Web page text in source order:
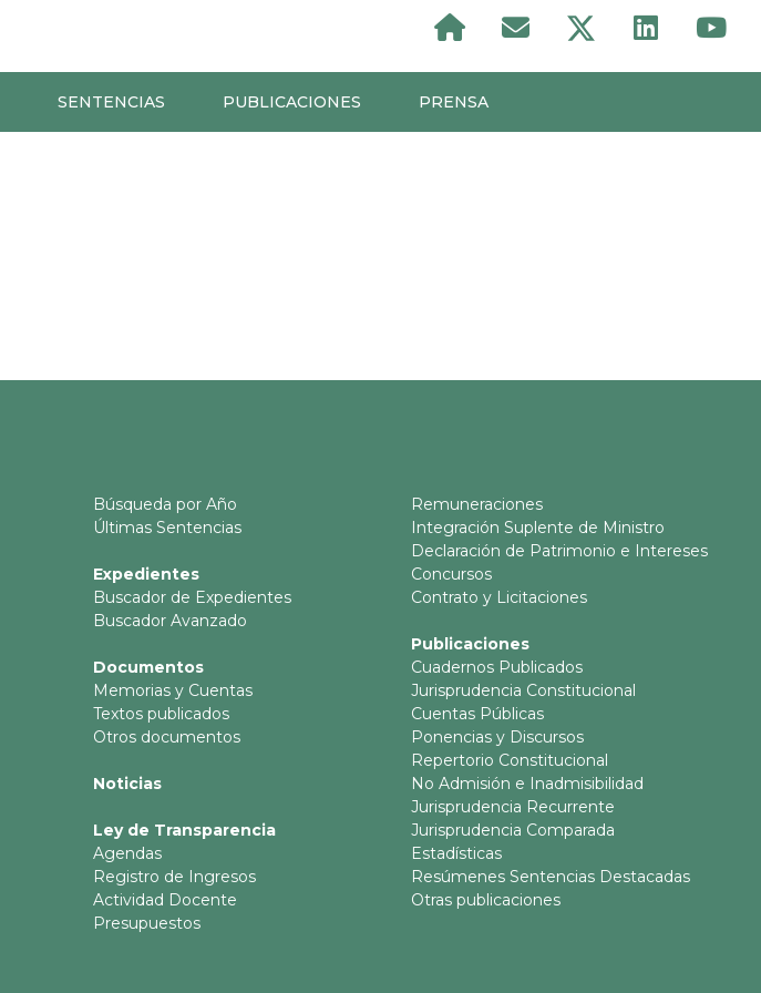
SENTENCIAS PUBLICACIONES PRENSA
Búsqueda por Año
Últimas Sentencias
Expedientes
Buscador de Expedientes
Buscador Avanzado
Documentos
Memorias y Cuentas
Textos publicados
Otros documentos
Noticias
Ley de Transparencia
Agendas
Registro de Ingresos
Actividad Docente
Presupuestos
Remuneraciones
Integración Suplente de Ministro
Declaración de Patrimonio e Intereses
Concursos
Contrato y Licitaciones
Publicaciones
Cuadernos Publicados
Jurisprudencia Constitucional
Cuentas Públicas
Ponencias y Discursos
Repertorio Constitucional
No Admisión e Inadmisibilidad
Jurisprudencia Recurrente
Jurisprudencia Comparada
Estadísticas
Resúmenes Sentencias Destacadas
Otras publicaciones